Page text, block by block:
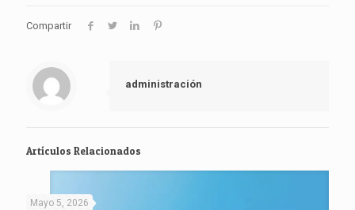
Compartir
administración
Artículos Relacionados
Mayo 5, 2026